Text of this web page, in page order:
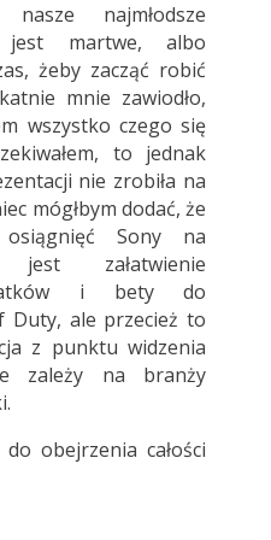
najmłodsze
jest martwe, albo
żeby zacząć robić
mnie zawiodło,
wszystko czego się
to jednak
nie zrobiła na
mógłbym dodać, że
Sony na
załatwienie
i bety do
Duty, ale przecież to
z punktu widzenia
zależy na branży
obejrzenia całości